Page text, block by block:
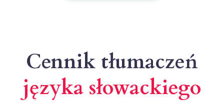
Cennik tłumaczeń
języka słowackiego